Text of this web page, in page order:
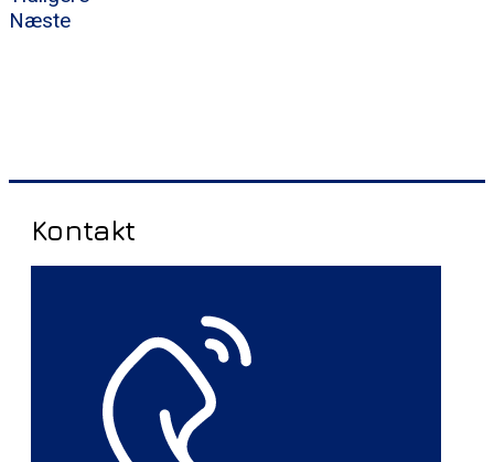
Næste
Kontakt